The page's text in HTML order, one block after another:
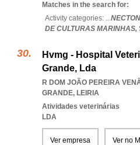
Matches in the search for:
Activity categories: ...
DE CULTURAS MARINHAS,
Hvmg - Hospital
Grande, Lda
R DOM JOÃO PEREIRA
GRANDE, LEIRIA
Atividades veterinárias
LDA
Ver empresa Ver no